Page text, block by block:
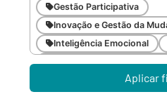
Gestão Participativa
Inovação e Gestão da
Inteligência Emocional
Meio Ambiente e
Metodologias ÁgeisAplicar